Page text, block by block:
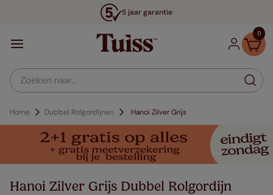
5 jaar garantie
0
Zoeken naar...
Home Dubbel Rolgordijnen Hanoi Zilver Grijs
Hanoi Zilver Grijs Dubbel Rolgordijn